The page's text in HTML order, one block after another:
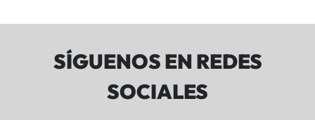
SÍGUENOS EN REDES
SOCIALES